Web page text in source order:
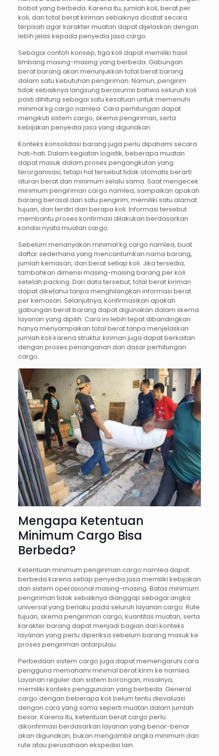
bobot yang berbeda. Karena itu, jumlah koli, berat per
koli, dan total berat kiriman sebaiknya dicatat secara
terpisah agar karakter muatan dapat dijelaskan dengan
lebih jelas kepada penyedia jasa cargo.
Sebagai contoh konsep, tiga koli dapat memiliki hasil
timbang masing-masing yang berbeda. Gabungan
berat barang akan menunjukkan total berat barang
dalam satu kebutuhan pengiriman. Namun, pengirim
tidak sebaiknya langsung berasumsi bahwa seluruh koli
pasti dihitung sebagai satu kesatuan untuk memenuhi
minimal kg cargo namlea. Cara perhitungan dapat
mengikuti sistem cargo, skema pengiriman, serta
kebijakan penyedia jasa yang digunakan.
Konteks konsolidasi barang juga perlu dipahami secara
hati-hati. Dalam kegiatan logistik, beberapa muatan
dapat masuk dalam proses pengangkutan yang
terorganisasi, tetapi hal tersebut tidak otomatis berarti
aturan berat dan minimum selalu sama. Saat mengecek
minimum pengiriman cargo namlea, sampaikan apakah
barang berasal dari satu pengirim, memiliki satu alamat
tujuan, dan terdiri dari berapa koli. Informasi tersebut
membantu proses konfirmasi dilakukan berdasarkan
kondisi nyata muatan cargo.
Sebelum menanyakan minimal kg cargo namlea, buat
daftar sederhana yang mencantumkan nama barang,
jumlah kemasan, dan berat setiap koli. Jika tersedia,
tambahkan dimensi masing-masing barang per koli
setelah packing. Dari data tersebut, total berat kiriman
dapat diketahui tanpa menghilangkan informasi berat
per kemasan. Selanjutnya, konfirmasikan apakah
gabungan berat barang dapat digunakan dalam skema
layanan yang dipilih. Cara ini lebih tepat dibandingkan
hanya menyampaikan total berat tanpa menjelaskan
jumlah koli karena struktur kiriman juga dapat berkaitan
dengan proses penanganan dan dasar perhitungan
cargo.
Mengapa Ketentuan
Minimum Cargo Bisa
Berbeda?
Ketentuan minimum pengiriman cargo namlea dapat
berbeda karena setiap penyedia jasa memiliki kebijakan
dan sistem operasional masing-masing. Batas minimum
pengiriman tidak sebaiknya dianggap sebagai angka
universal yang berlaku pada seluruh layanan cargo. Rute
tujuan, skema pengiriman cargo, kuantitas muatan, serta
karakter barang dapat menjadi bagian dari konteks
layanan yang perlu diperiksa sebelum barang masuk ke
proses pengiriman antarpulau.
Perbedaan sistem cargo juga dapat memengaruhi cara
pengguna memahami minimal berat kirim ke namlea.
Layanan reguler dan sistem borongan, misalnya,
memiliki konteks penggunaan yang berbeda. General
cargo dengan beberapa koli belum tentu dievaluasi
dengan cara yang sama seperti muatan dalam jumlah
besar. Karena itu, ketentuan berat cargo perlu
dikonfirmasi berdasarkan layanan yang benar-benar
akan digunakan, bukan mengambil angka minimum dari
rute atau perusahaan ekspedisi lain.